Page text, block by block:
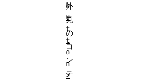
外
見
の
コ
ン
テ
b
u
t
t
o
n
>